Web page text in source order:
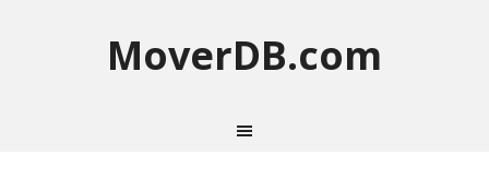
MoverDB.com